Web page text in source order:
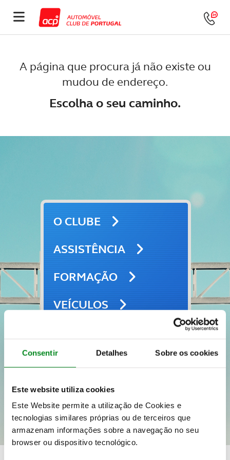
Consentir Detalhes Sobre os cookies
Este website utiliza cookies
Este Website permite a utilização de Cookies e
tecnologias similares próprias ou de terceiros que
armazenam informações sobre a navegação no seu
browser ou dispositivo tecnológico.
A página que procura já não existe ou
mudou de endereço.
Escolha o seu caminho.
O CLUBE
ASSISTÊNCIA
FORMAÇÃO
VEÍCULOS
VIAGENS E LAZER